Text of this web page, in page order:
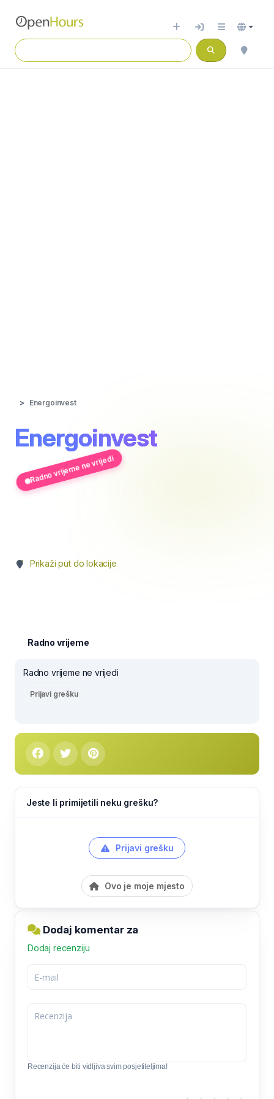
Energoinvest
Energoinvest
Radno vrijeme ne vrijedi
Prikaži put do lokacije
Radno vrijeme
Radno vrijeme ne vrijedi
Prijavi grešku
Jeste li primijetili neku grešku?
Prijavi grešku
Ovo je moje mjesto
Dodaj komentar za
Dodaj recenziju
Recenzija će biti vidljiva svim posjetiteljima!